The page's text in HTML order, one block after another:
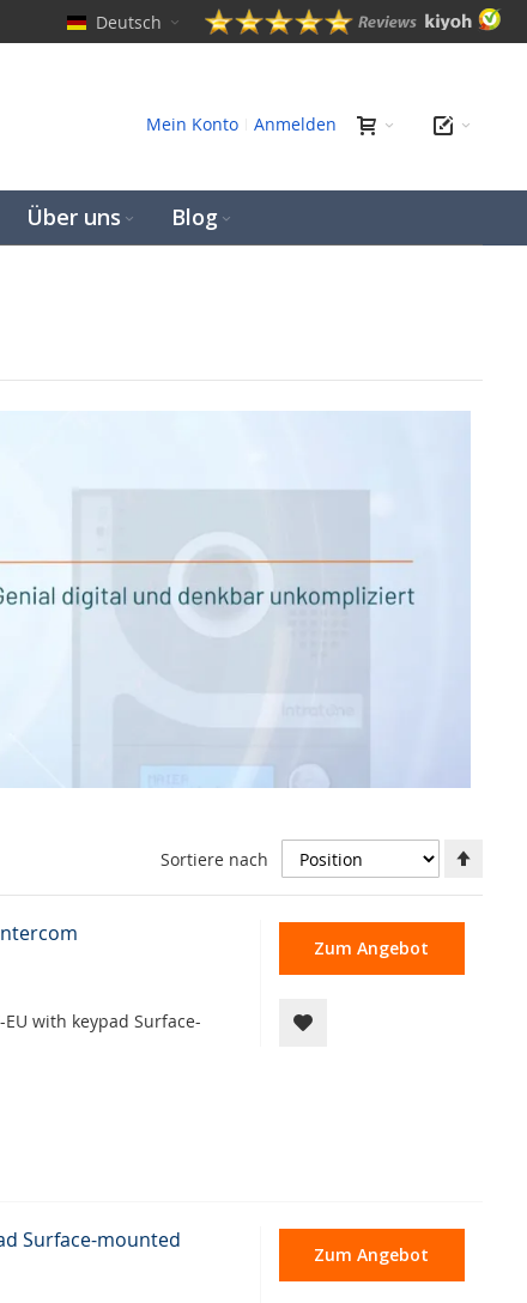
Deutsch
Mein Konto Anmelden
Über uns Blog
Sortiere nach
with keypad Surface-
Zum Angebot
Surface-mounted
Zum Angebot